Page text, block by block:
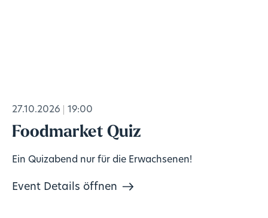
27.10.2026 19:00
Foodmarket Quiz
Ein Quizabend nur für die Erwachsenen!
Event Details öffnen